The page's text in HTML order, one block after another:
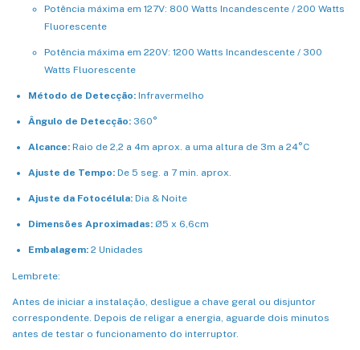
Potência máxima em 127V: 800 Watts Incandescente / 200 Watts
Fluorescente
Potência máxima em 220V: 1200 Watts Incandescente / 300
Watts Fluorescente
Método de Detecção: Infravermelho
Ângulo de Detecção: 360°
Alcance: Raio de 2,2 a 4m aprox. a uma altura de 3m a 24°C
Ajuste de Tempo: De 5 seg. a 7 min. aprox.
Ajuste da Fotocélula: Dia & Noite
Dimensões Aproximadas: Ø5 x 6,6cm
Embalagem: 2 Unidades
Lembrete:
Antes de iniciar a instalação, desligue a chave geral ou disjuntor
correspondente. Depois de religar a energia, aguarde dois minutos
antes de testar o funcionamento do interruptor.